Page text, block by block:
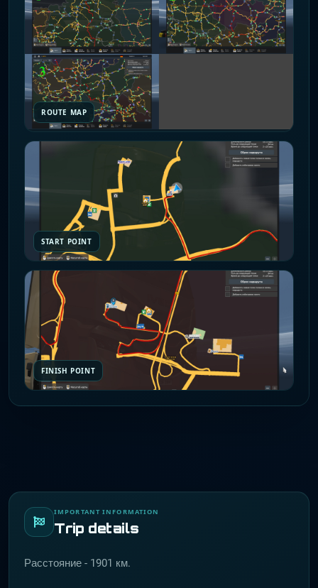
ROUTE MAP
START POINT
FINISH POINT
IMPORTANT INFORMATION
Trip details
Расстояние - 1901 км.